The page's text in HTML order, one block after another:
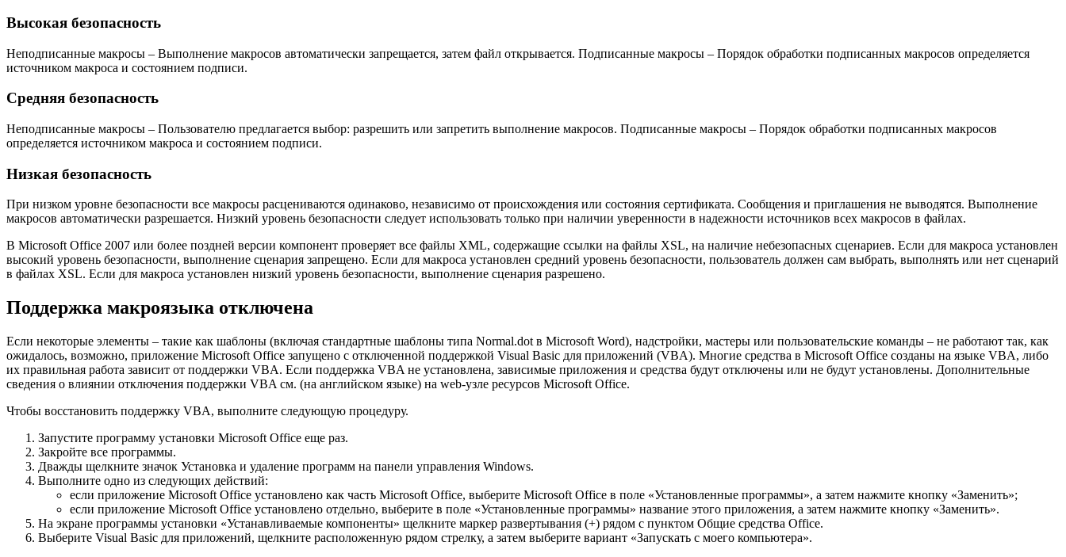
Высокая безопасность
Неподписанные макросы – Выполнение макросов автоматически запрещается, затем файл открывается. Подписанные макросы – Порядок обработки подписанных макросов определяется
источником макроса и состоянием подписи.
Средняя безопасность
Неподписанные макросы – Пользователю предлагается выбор: разрешить или запретить выполнение макросов. Подписанные макросы – Порядок обработки подписанных макросов
определяется источником макроса и состоянием подписи.
Низкая безопасность
При низком уровне безопасности все макросы расцениваются одинаково, независимо от происхождения или состояния сертификата. Сообщения и приглашения не выводятся. Выполнение
макросов автоматически разрешается. Низкий уровень безопасности следует использовать только при наличии уверенности в надежности источников всех макросов в файлах.
В Microsoft Office 2007 или более поздней версии компонент проверяет все файлы XML, содержащие ссылки на файлы XSL, на наличие небезопасных сценариев. Если для макроса установлен
высокий уровень безопасности, выполнение сценария запрещено. Если для макроса установлен средний уровень безопасности, пользователь должен сам выбрать, выполнять или нет сценарий
в файлах XSL. Если для макроса установлен низкий уровень безопасности, выполнение сценария разрешено.
Поддержка макроязыка отключена
Если некоторые элементы – такие как шаблоны (включая стандартные шаблоны типа Normal.dot в Microsoft Word), надстройки, мастеры или пользовательские команды – не работают так, как
ожидалось, возможно, приложение Microsoft Office запущено с отключенной поддержкой Visual Basic для приложений (VBA). Многие средства в Microsoft Office созданы на языке VBA, либо
их правильная работа зависит от поддержки VBA. Если поддержка VBA не установлена, зависимые приложения и средства будут отключены или не будут установлены. Дополнительные
сведения о влиянии отключения поддержки VBA см. (на английском языке) на web-узле ресурсов Microsoft Office.
Чтобы восстановить поддержку VBA, выполните следующую процедуру.
Запустите программу установки Microsoft Office еще раз.
Закройте все программы.
Дважды щелкните значок Установка и удаление программ на панели управления Windows.
Выполните одно из следующих действий:
если приложение Microsoft Office установлено как часть Microsoft Office, выберите Microsoft Office в поле «Установленные программы», а затем нажмите кнопку «Заменить»;
если приложение Microsoft Office установлено отдельно, выберите в поле «Установленные программы» название этого приложения, а затем нажмите кнопку «Заменить».
На экране программы установки «Устанавливаемые компоненты» щелкните маркер развертывания (+) рядом с пунктом Общие средства Office.
Выберите Visual Basic для приложений, щелкните расположенную рядом стрелку, а затем выберите вариант «Запускать с моего компьютера».